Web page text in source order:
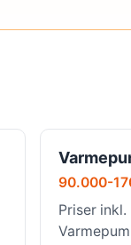
90.000-
Priser